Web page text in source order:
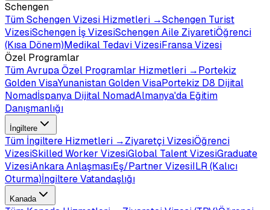
Schengen
TümSchengen Vizesi Hizmetleri →Schengen Turist
VizesiSchengen İş VizesiSchengen Aile ZiyaretiÖğrenci
(Kısa Dönem)Medikal Tedavi VizesiFransa Vizesi
Özel Programlar
TümAvrupa Özel Programlar Hizmetleri →Portekiz
Golden VisaYunanistan Golden VisaPortekiz D8 Dijital
Nomadİspanya Dijital NomadAlmanya'da Eğitim
Danışmanlığı
İngiltere
Tüm İngiltere Hizmetleri →Ziyaretçi VizesiÖğrenci
VizesiSkilled Worker VizesiGlobal Talent VizesiGraduate
VizesiAnkara AnlaşmasıEş/Partner VizesiILR (Kalıcı
Oturma)İngiltere Vatandaşlığı
Kanada